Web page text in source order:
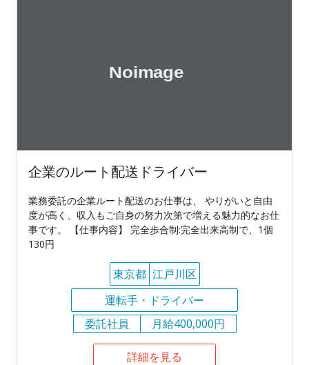
企業のルート配送ドライバー
業務委託の企業ルート配送のお仕事は、 やりがいと自由
度が高く、収入もご自身の努力次第で増える魅力的なお仕
事です。 【仕事内容】 完全歩合制:完全出来高制で、1個
130円
東京都 江戸川区
運転手・ドライバー
委託社員
月給400,000円
詳細を見る